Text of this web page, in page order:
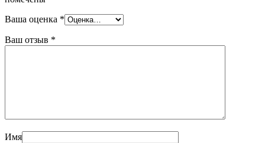
Ваша оценка *
Ваш отзыв *
Имя